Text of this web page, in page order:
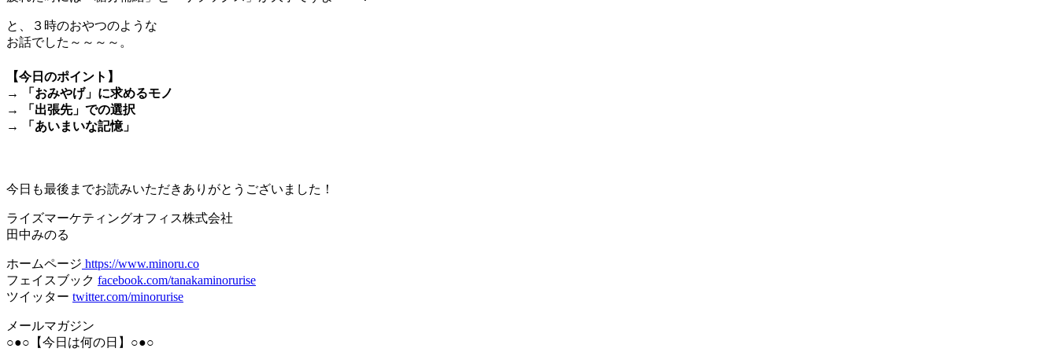
と、３時のおやつのような
お話でした～～～～。
【今日のポイント】
→ 「おみやげ」に求めるモノ
→ 「出張先」での選択
→ 「あいまいな記憶」
今日も最後までお読みいただきありがとうございました！
ライズマーケティングオフィス株式会社
田中みのる
ホームページ https://www.minoru.co
フェイスブック facebook.com/tanakaminorurise
ツイッター twitter.com/minorurise
メールマガジン
○●○【今日は何の日】○●○